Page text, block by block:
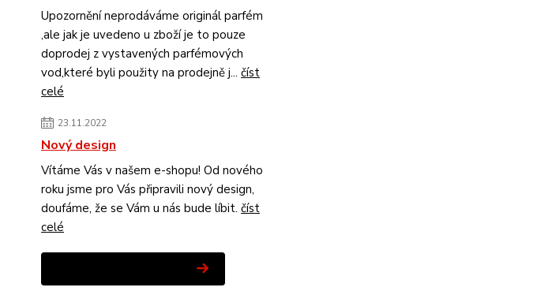
Upozornění neprodáváme originál parfém
,ale jak je uvedeno u zboží je to pouze
doprodej z vystavených parfémových
vod,které byli použity na prodejně j... číst
celé
23.11.2022
Nový design
Vítáme Vás v našem e-shopu! Od nového
roku jsme pro Vás připravili nový design,
doufáme, že se Vám u nás bude líbit. číst
celé